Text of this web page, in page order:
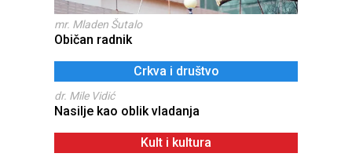
mr. Mladen Šutalo
Običan radnik
Crkva i društvo
dr. Mile Vidić
Nasilje kao oblik vladanja
Kult i kultura